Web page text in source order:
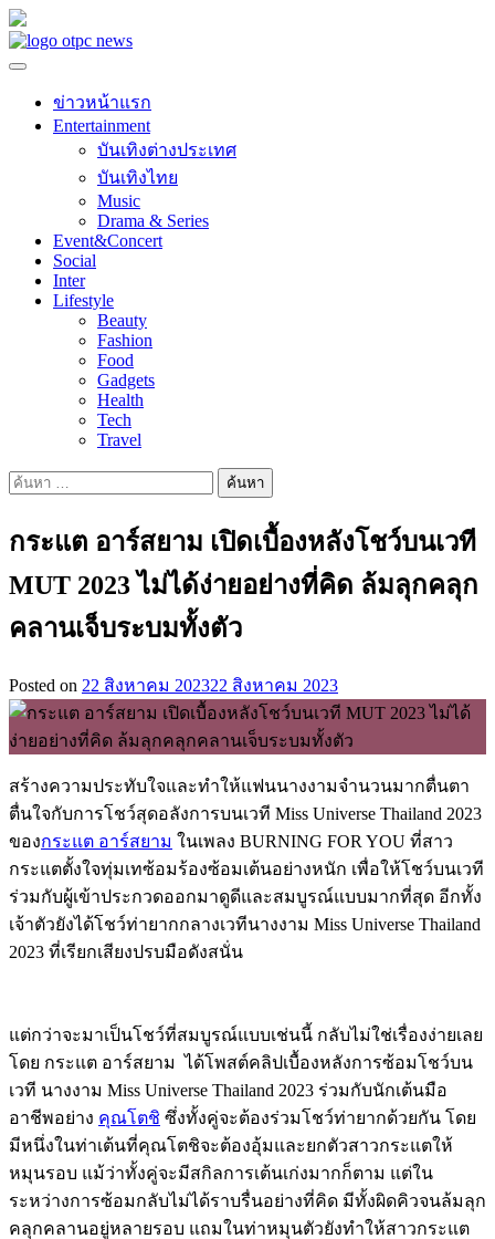
Skip
to
ข่าวหน้าแรก
Entertainment
บันเทิงต่างประเทศ
บันเทิงไทย
Music
Drama & Series
Event&Concert
Social
Inter
Lifestyle
Beauty
Fashion
Food
Gadgets
Health
Tech
Travel
ค้นหา
กระแต อาร์สยาม เปิดเบื้องหลังโชว์บนเวที
MUT 2023 ไม่ได้ง่ายอย่างที่คิด ล้มลุกคลุก
คลานเจ็บระบมทั้งตัว
Posted on 22 สิงหาคม 202322 สิงหาคม 2023
สร้างความประทับใจและทำให้แฟนนางงามจำนวนมากตื่นตา
ตื่นใจกับการโชว์สุดอลังการบนเวที Miss Universe Thailand 2023
ของกระแต อาร์สยาม ในเพลง BURNING FOR YOU ที่สาว
กระแตตั้งใจทุ่มเทซ้อมร้องซ้อมเต้นอย่างหนัก เพื่อให้โชว์บนเวที
ร่วมกับผู้เข้าประกวดออกมาดูดีและสมบูรณ์แบบมากที่สุด อีกทั้ง
เจ้าตัวยังได้โชว์ท่ายากกลางเวทีนางงาม Miss Universe Thailand
2023 ที่เรียกเสียงปรบมือดังสนั่น
แต่กว่าจะมาเป็นโชว์ที่สมบูรณ์แบบเช่นนี้ กลับไม่ใช่เรื่องง่ายเลย
โดย กระแต อาร์สยาม ได้โพสต์คลิปเบื้องหลังการซ้อมโชว์บน
เวที นางงาม Miss Universe Thailand 2023 ร่วมกับนักเต้นมือ
อาชีพอย่าง คุณโตชิ ซึ่งทั้งคู่จะต้องร่วมโชว์ท่ายากด้วยกัน โดย
มีหนึ่งในท่าเต้นที่คุณโตชิจะต้องอุ้มและยกตัวสาวกระแตให้
หมุนรอบ แม้ว่าทั้งคู่จะมีสกิลการเต้นเก่งมากก็ตาม แต่ใน
ระหว่างการซ้อมกลับไม่ได้ราบรื่นอย่างที่คิด มีทั้งผิดคิวจนล้มลุก
คลุกคลานอยู่หลายรอบ แถมในท่าหมุนตัวยังทำให้สาวกระแต